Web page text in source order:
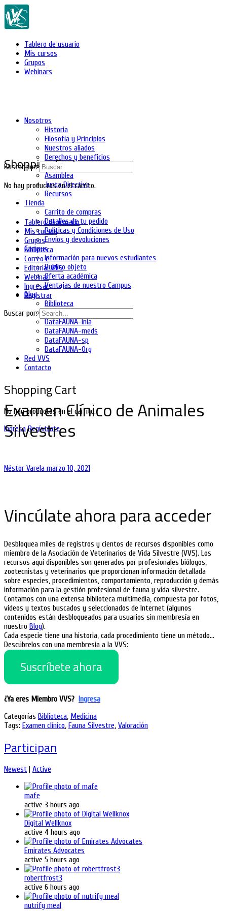
Tablero de usuario
Mis cursos
Grupos
Webinars
Nosotros
Historia
Filosofía y Principios
Nuestros aliados
Derechos y beneficios
Asociados
Asamblea
Junta Directiva
Recursos
Tienda
Carrito de compras
Detalles de tu pedido
Políticas y Condiciones de Uso
Envíos y devoluciones
Campus
Información para nuevos estudiantes
Publico objeto
Oferta académica
Ventajas de nuestro Campus
Blog
Biblioteca
DataFAUNA-diet
DataFAUNA-inia
DataFAUNA-meds
DataFAUNA-sp
DataFAUNA-Org
Red VVS
Contacto
Shopping Cart
No hay productos en el carrito.
Ingresa Regístrate
Shopping Cart
No hay productos en el carrito.
Buscar por:
Tablero de usuario
Mis cursos
Grupos
Biblioteca
Correo e
Editorial VVS
Webinar
Ingresar
Registrar
Buscar por:
Examen Clínico de Animales
Silvestres
Néstor Varela marzo 10, 2021
Vincúlate ahora para acceder
Desbloquea miles de registros y cientos de recursos disponibles como
miembro de la Asociación de Veterinarios de Vida Silvestre (VVS). Los
recursos aquí disponibles son generados por profesionales biólogos,
zootecnistas y veterinarios que proporcionan información detallada
sobre especies, procedimientos, comportamiento, reproducción y demás
información para la gestión profesional de fauna y vida silvestre.
Contamos con una extensa biblioteca multimedia, compuesta por fotos,
vídeos y textos buscados y seleccionados de Internet (algunos
contenidos están desbloqueados para usuarios sin membresía en
nuestro Blog).
Cada especie tiene una historia, cada procedimiento tiene un método…
Descúbrelos con una membresía a la VVS:
Suscríbete ahora
¿Ya eres Miembro VVS? Ingresa
Categorías Biblioteca, Medicina
Tags: Examen clínico, Fauna Silvestre, Valoración
Participan
Newest | Active
mafe
active 3 hours ago
Digital Wellknox
active 4 hours ago
Emirates Advocates
active 5 hours ago
robertfrost3
active 6 hours ago
nutrify meal